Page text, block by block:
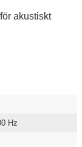
akustiskt
Hz